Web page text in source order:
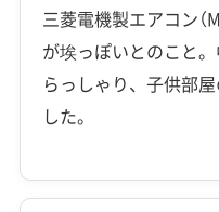
三菱電機製エアコン（
が埃っぽいとのこと
らっしゃり、子供部
した。